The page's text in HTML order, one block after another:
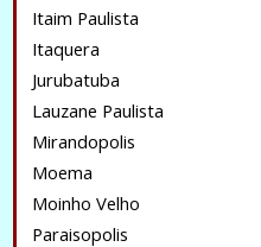
Itaim Paulista
Itaquera
Jurubatuba
Lauzane Paulista
Mirandopolis
Moema
Moinho Velho
Paraisopolis